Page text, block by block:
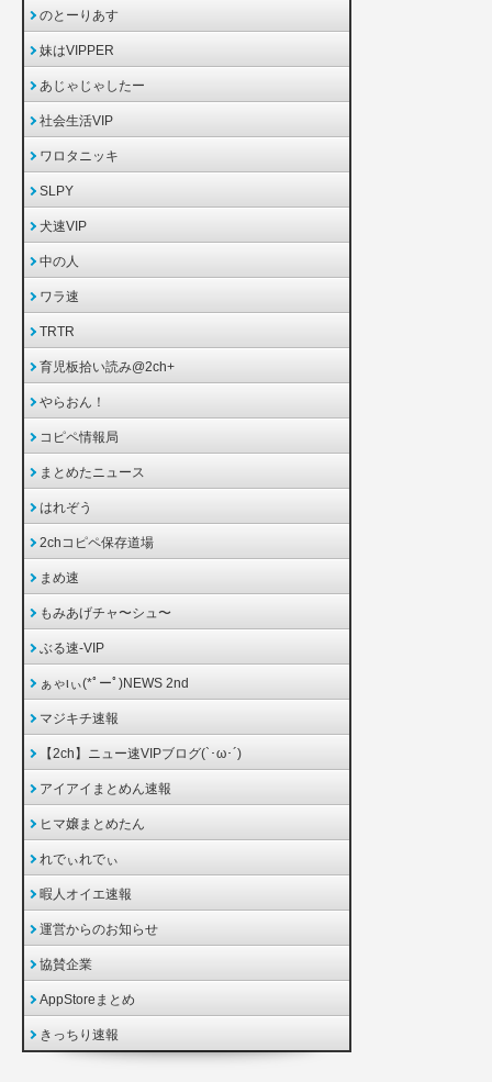
のとーりあす
妹はVIPPER
あじゃじゃしたー
社会生活VIP
ワロタニッキ
SLPY
犬速VIP
中の人
ワラ速
TRTR
育児板拾い読み@2ch+
やらおん！
コピペ情報局
まとめたニュース
はれぞう
2chコピペ保存道場
まめ速
もみあげチャ〜シュ〜
ぶる速-VIP
ぁゃιぃ(*ﾟーﾟ)NEWS 2nd
マジキチ速報
【2ch】ニュー速VIPブログ(`･ω･´)
アイアイまとめん速報
ヒマ嬢まとめたん
れでぃれでぃ
暇人オイエ速報
運営からのお知らせ
協賛企業
AppStoreまとめ
きっちり速報